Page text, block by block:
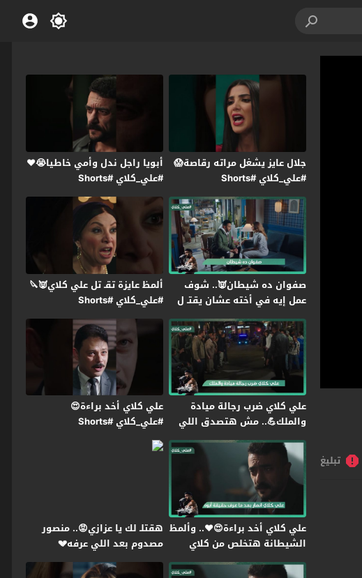
تبليغ
جلال عايز يشغل مراته رقاصة😱
#علي_كلاي #Shorts
أبويا راجل ندل وأمي خاطيا😭❤️
#علي_كلاي #Shorts
صفوان ده شيطان👿.. شوف
عمل إيه في أخته عشان يقتـ ل
اللي في بطنها😭#علي_كلاي
ألمظ عايزة تقـ تل علي كلاي👿🔪
#علي_كلاي #Shorts
علي كلاي ضرب رجالة ميادة
والملك💪.. مش هتصدق اللي
حصل لـ روح😱#علي_كلاي
علي كلاي أخد براءة😍
#علي_كلاي #Shorts
علي كلاي أخد براءة😍❤️.. وألمظ
الشيطانة هتخلص من كلاي
عشان تورثه😱#علي_كلاي
هقتلـ لك يا عزازي😡.. منصور
مصدوم بعد اللي عرفه💔
#علي_كلاي #Shorts